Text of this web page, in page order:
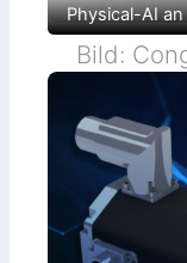
Physical-AI
Bild: